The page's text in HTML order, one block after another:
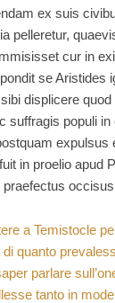
ex suis
pelleretur,
cur in
se Aristides
displicere
suffragis populi
expulsus
in proelio apud
a Temistocle
quanto
parlare
tanto in